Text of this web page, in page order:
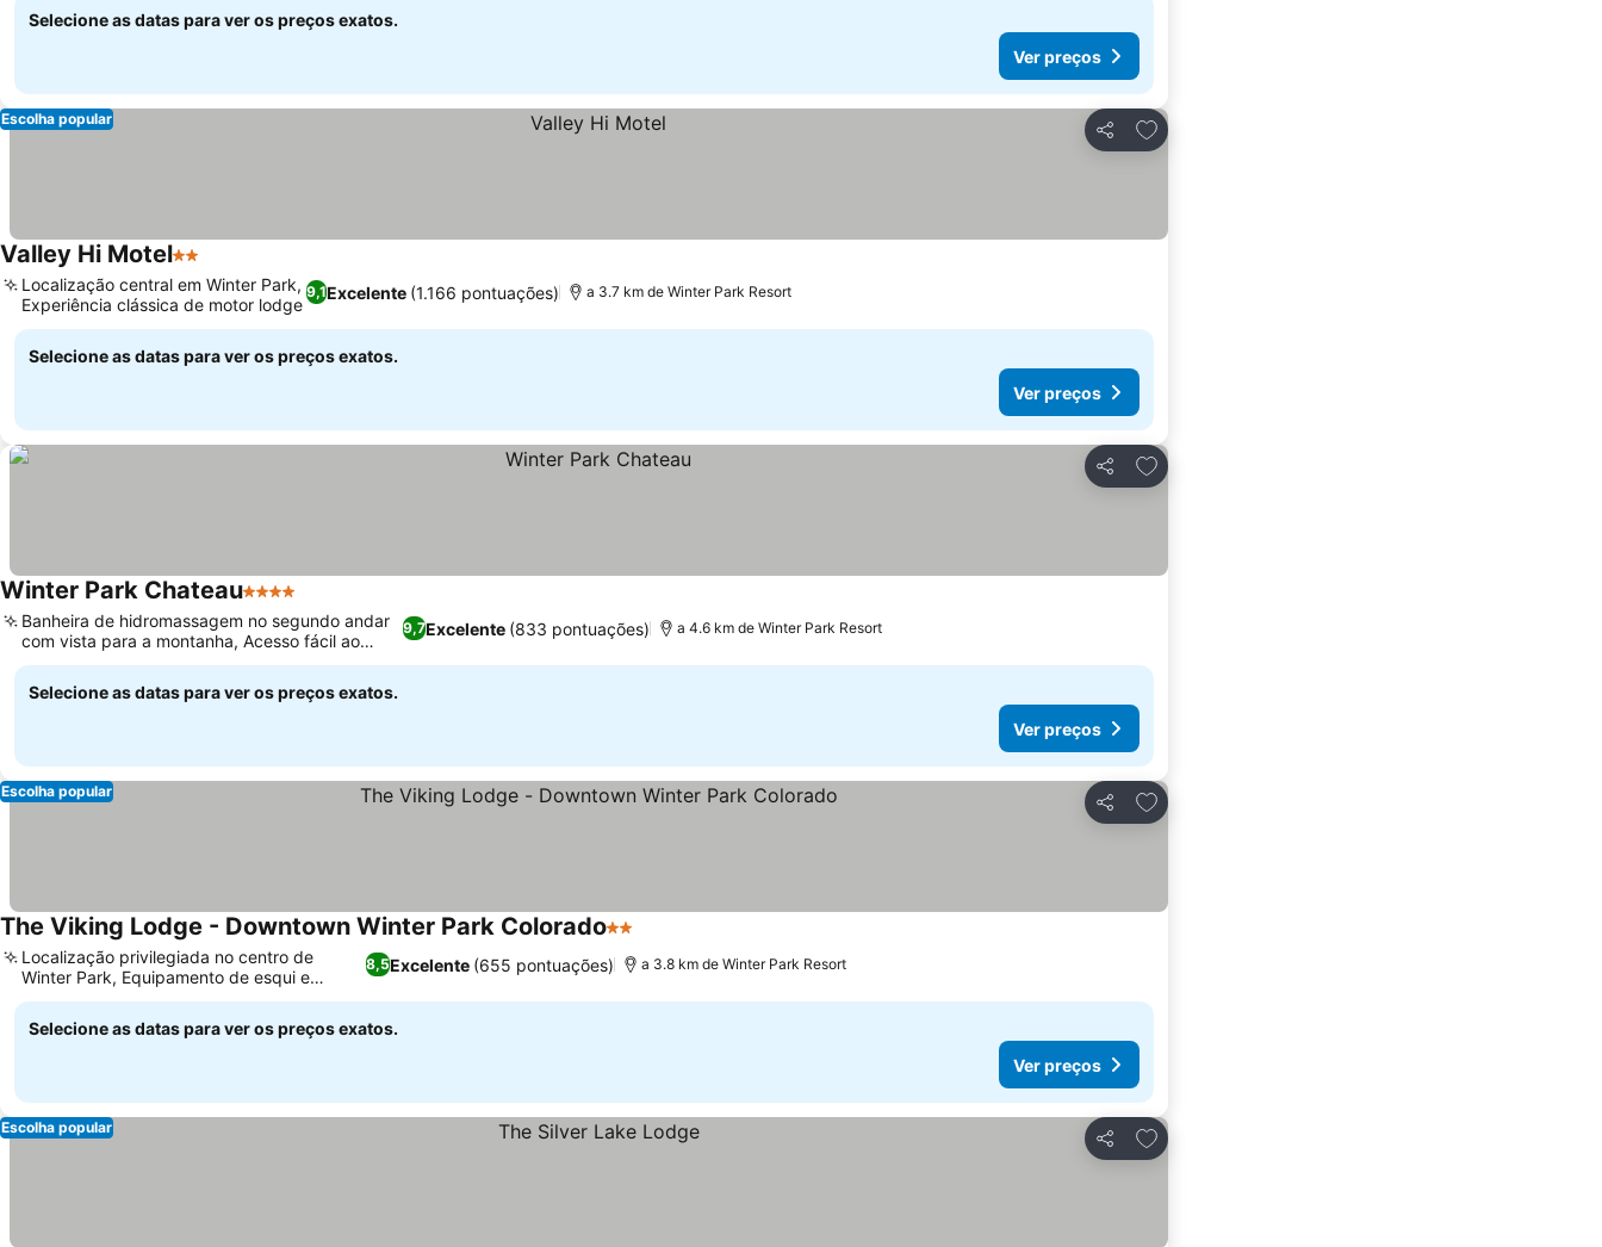
Selecione as datas para ver os preços exatos.
Ver preços
Partilhar
Adicionar aos favoritos
Escolha popular
Valley Hi Motel2 Estrelas
9,1Excelente (1.166 pontuações)
Localização central em Winter Park,
Experiência clássica de motor lodge
a 3.7 km de Winter Park Resort
Selecione as datas para ver os preços exatos.
Ver preços
Partilhar
Adicionar aos favoritos
Winter Park Chateau4 Estrelas
9,7Excelente (833 pontuações)
Banheira de hidromassagem no segundo andar
com vista para a montanha, Acesso fácil ao
centro de Winter Park
a 4.6 km de Winter Park Resort
Selecione as datas para ver os preços exatos.
Ver preços
Partilhar
Adicionar aos favoritos
Escolha popular
The Viking Lodge - Downtown Winter Park Colorado2 Estrelas
8,5Excelente (655 pontuações)
Localização privilegiada no centro de
Winter Park, Equipamento de esqui e
vendedor de passes
a 3.8 km de Winter Park Resort
Selecione as datas para ver os preços exatos.
Ver preços
Partilhar
Adicionar aos favoritos
Escolha popular